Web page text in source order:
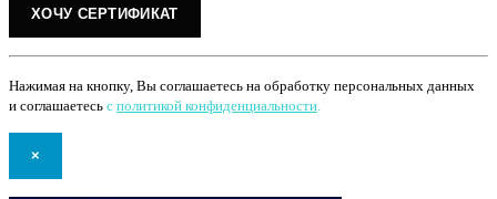
Нажимая на кнопку, Вы соглашаетесь на обработку персональных данных
и соглашаетесь с политикой конфиденциальности.
×